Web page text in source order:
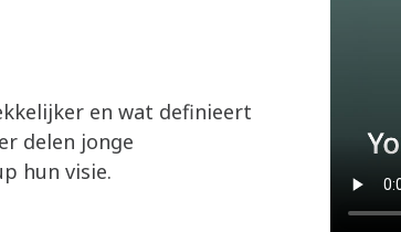
en wat definieert
delen jonge
hun visie.